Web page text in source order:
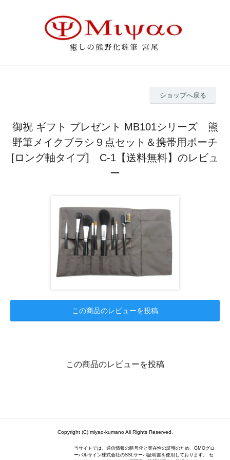
ショップへ戻る
御祝 ギフト プレゼント MB101シリーズ 熊
野筆メイクブラシ９点セット＆携帯用ポーチ
[ロング軸タイプ] C-1【送料無料】のレビュ
ー
この商品のレビューを投稿
この商品のレビューを投稿
Copyright (C) miyao-kumano All Rights Reserved.
当サイトでは、通信情報の暗号化と実在性の証明のため、GMOグロ
ーバルサイン株式会社のSSLサーバ証明書を使用しております。 セ